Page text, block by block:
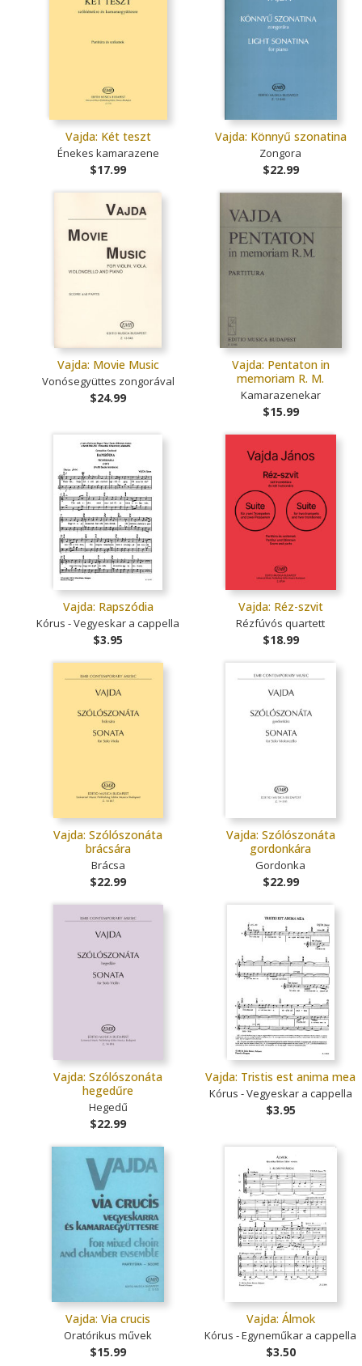
Vajda: Két teszt
Énekes kamarazene
$17.99
Vajda: Könnyű szonatina
Zongora
$22.99
Vajda: Movie Music
Vonósegyüttes zongorával
$24.99
Vajda: Pentaton in
memoriam R. M.
Kamarazenekar
$15.99
Vajda: Rapszódia
Kórus - Vegyeskar a cappella
$3.95
Vajda: Réz-szvit
Rézfúvós quartett
$18.99
Vajda: Szólószonáta
brácsára
Brácsa
$22.99
Vajda: Szólószonáta
gordonkára
Gordonka
$22.99
Vajda: Szólószonáta
hegedűre
Hegedű
$22.99
Vajda: Tristis est anima mea
Kórus - Vegyeskar a cappella
$3.95
Vajda: Via crucis
Oratórikus művek
$15.99
Vajda: Álmok
Kórus - Egyneműkar a cappella
$3.50